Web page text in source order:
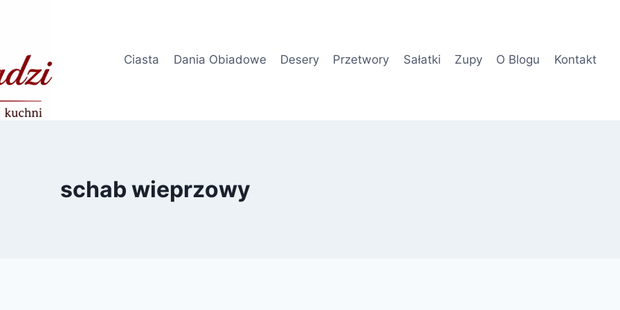
Ciasta
Dania Obiadowe Desery Przetwory Sałatki Zupy O Blogu Kontakt
schab wieprzowy